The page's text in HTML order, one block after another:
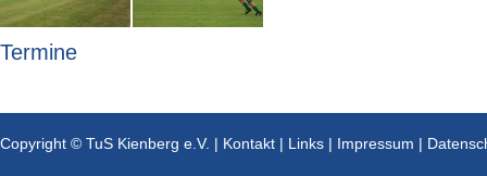
Termine
Copyright © TuS Kienberg e.V. | Kontakt | Links | Impressum |